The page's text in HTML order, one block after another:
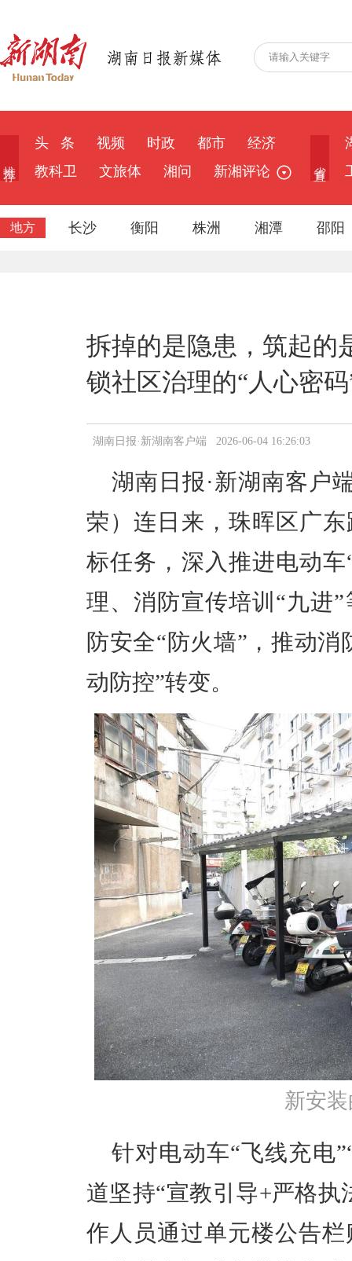
头 条 视频 时政 都市
经济
教科卫
文旅体 湘问 新湘评论
地方 长沙 衡阳 株洲 湘潭 邵阳
拆掉的是隐患，筑起的
锁社区治理的“人心密码
湖南日报·新湖南客户端 2026-06-04 16:26:03
湖南日报·新湖南客户
荣）连 日来，珠晖区广
标任务，深入推进电动
理、消防宣传培训“九进
防安全“防火墙”，推动
动防控”转变。
新安
针对电动车“飞线充电
道坚持“宣教引导+严格
作人员通过单元楼公告